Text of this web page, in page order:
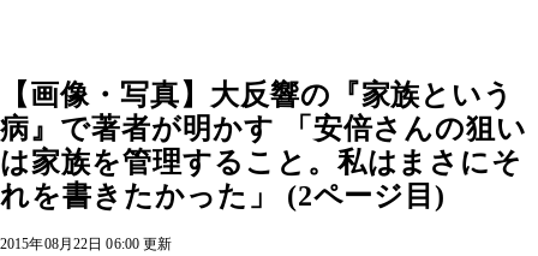
【画像・写真】大反響の『家族という
病』で著者が明かす 「安倍さんの狙い
は家族を管理すること。私はまさにそ
れを書きたかった」 (2ページ目)
2015年08月22日 06:00 更新